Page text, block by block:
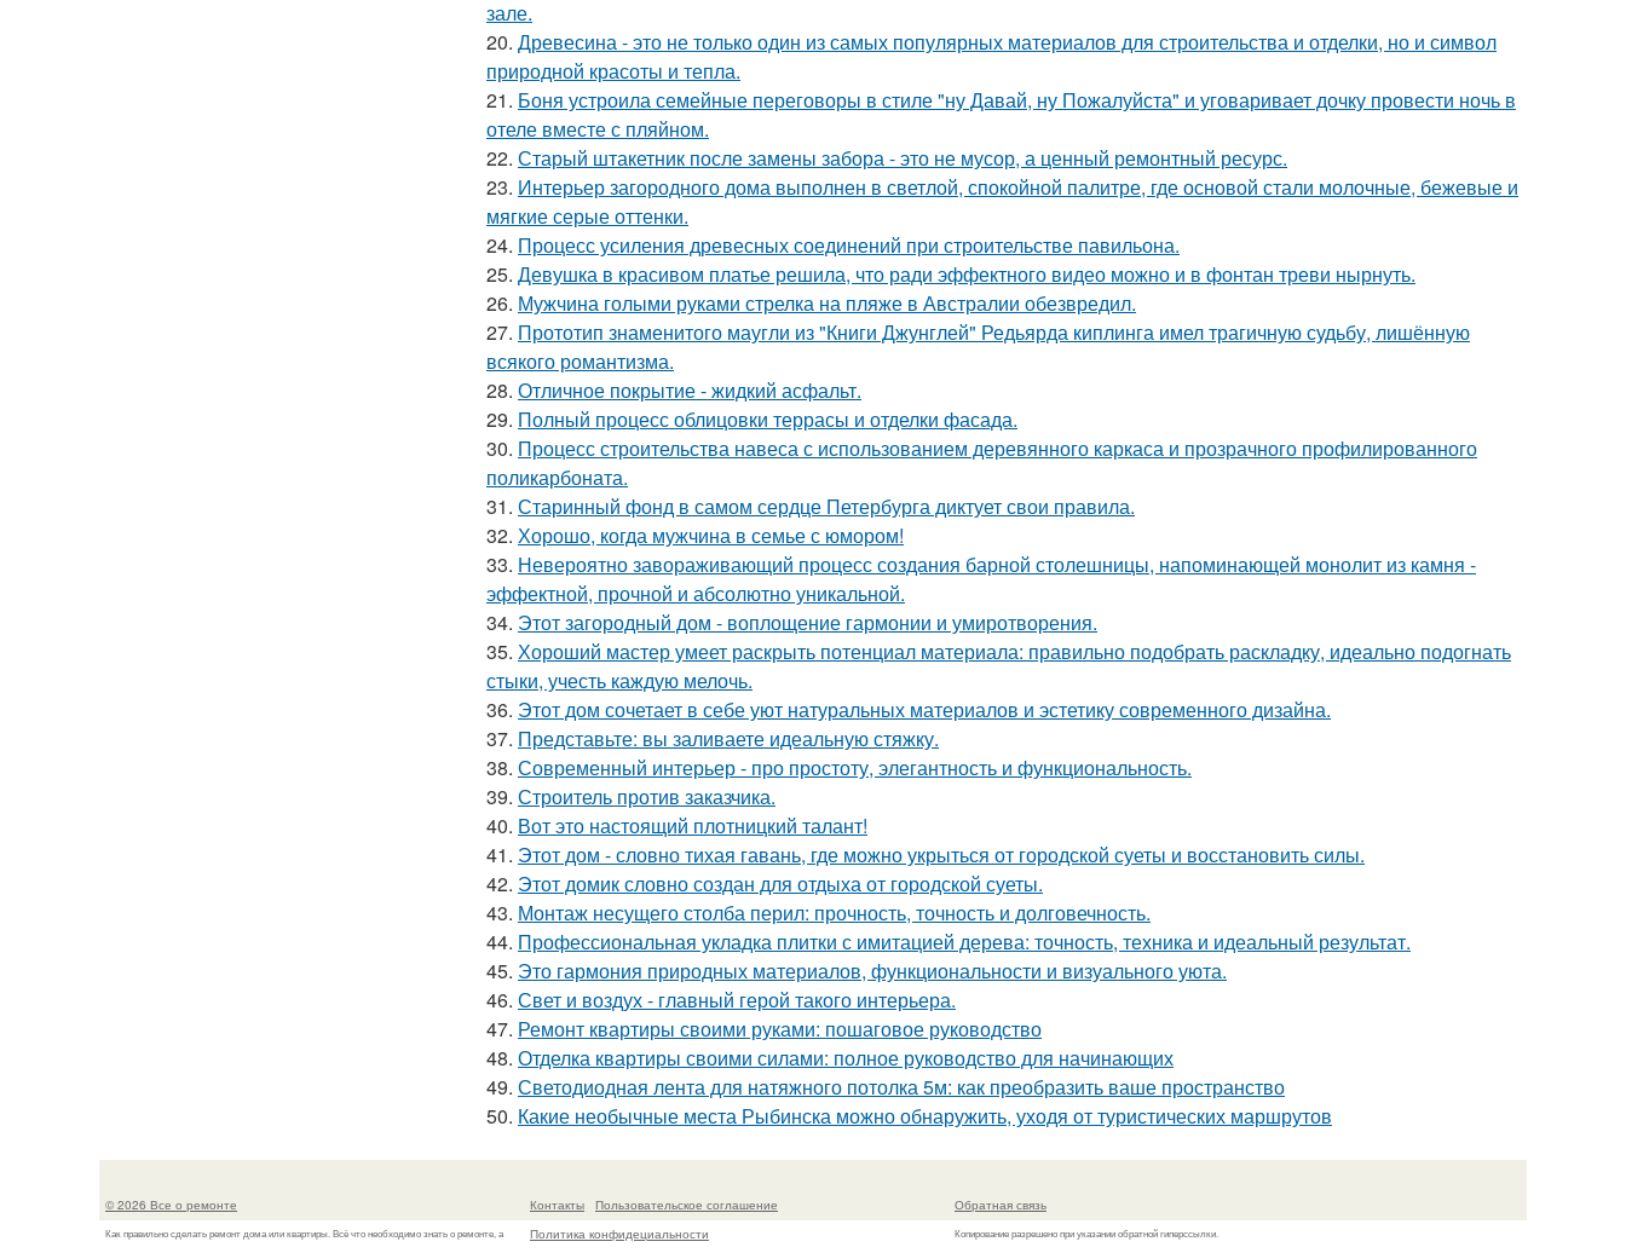
зале.
20. Древесина - это не только один из самых популярных материалов для строительства и отделки, но и символ
природной красоты и тепла.
21. Боня устроила семейные переговоры в стиле "ну Давай, ну Пожалуйста" и уговаривает дочку провести ночь в
отеле вместе с пляйном.
22. Старый штакетник после замены забора - это не мусор, а ценный ремонтный ресурс.
23. Интерьер загородного дома выполнен в светлой, спокойной палитре, где основой стали молочные, бежевые и
мягкие серые оттенки.
24. Процесс усиления древесных соединений при строительстве павильона.
25. Девушка в красивом платье решила, что ради эффектного видео можно и в фонтан треви нырнуть.
26. Мужчина голыми руками стрелка на пляже в Австралии обезвредил.
27. Прототип знаменитого маугли из "Книги Джунглей" Редьярда киплинга имел трагичную судьбу, лишённую
всякого романтизма.
28. Отличное покрытие - жидкий асфальт.
29. Полный процесс облицовки террасы и отделки фасада.
30. Процесс строительства навеса с использованием деревянного каркаса и прозрачного профилированного
поликарбоната.
31. Старинный фонд в самом сердце Петербурга диктует свои правила.
32. Хорошо, когда мужчина в семье с юмором!
33. Невероятно завораживающий процесс создания барной столешницы, напоминающей монолит из камня -
эффектной, прочной и абсолютно уникальной.
34. Этот загородный дом - воплощение гармонии и умиротворения.
35. Хороший мастер умеет раскрыть потенциал материала: правильно подобрать раскладку, идеально подогнать
стыки, учесть каждую мелочь.
36. Этот дом сочетает в себе уют натуральных материалов и эстетику современного дизайна.
37. Представьте: вы заливаете идеальную стяжку.
38. Современный интерьер - про простоту, элегантность и функциональность.
39. Строитель против заказчика.
40. Вот это настоящий плотницкий талант!
41. Этот дом - словно тихая гавань, где можно укрыться от городской суеты и восстановить силы.
42. Этот домик словно создан для отдыха от городской суеты.
43. Монтаж несущего столба перил: прочность, точность и долговечность.
44. Профессиональная укладка плитки с имитацией дерева: точность, техника и идеальный результат.
45. Это гармония природных материалов, функциональности и визуального уюта.
46. Свет и воздух - главный герой такого интерьера.
47. Ремонт квартиры своими руками: пошаговое руководство
48. Отделка квартиры своими силами: полное руководство для начинающих
49. Светодиодная лента для натяжного потолка 5м: как преобразить ваше пространство
50. Какие необычные места Рыбинска можно обнаружить, уходя от туристических маршрутов
© 2026 Все о ремонте
Как правильно сделать ремонт дома или квартиры. Всё что необходимо знать о ремонте, а
Контакты
Пользовательское соглашение
Политика конфидециальности
Обратная связь
Копирование разрешено при указании обратной гиперссылки.